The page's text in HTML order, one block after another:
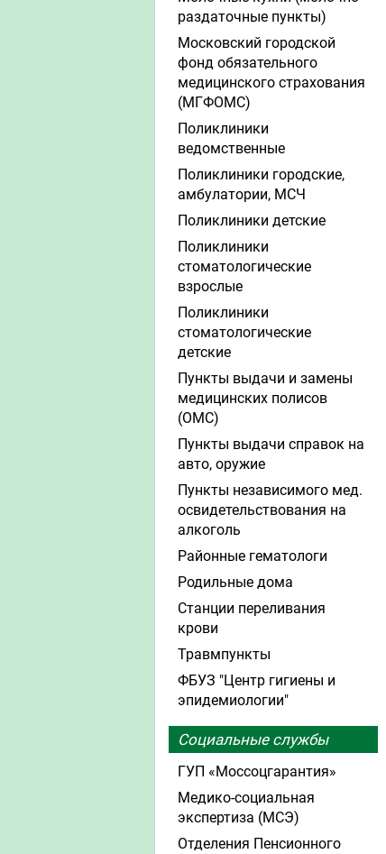
раздаточные пункты)
Московский городской
фонд обязательного
медицинского страхования
(МГФОМС)
Поликлиники
ведомственные
Поликлиники городские,
амбулатории, МСЧ
Поликлиники детские
Поликлиники
стоматологические
взрослые
Поликлиники
стоматологические
детские
Пункты выдачи и замены
медицинских полисов
(ОМС)
Пункты выдачи справок на
авто, оружие
Пункты независимого мед.
освидетельствования на
алкоголь
Районные гематологи
Родильные дома
Станции переливания
крови
Травмпункты
ФБУЗ "Центр гигиены и
эпидемиологии"
Социальные службы
ГУП «Моссоцгарантия»
Медико-социальная
экспертиза (МСЭ)
Отделения Пенсионного